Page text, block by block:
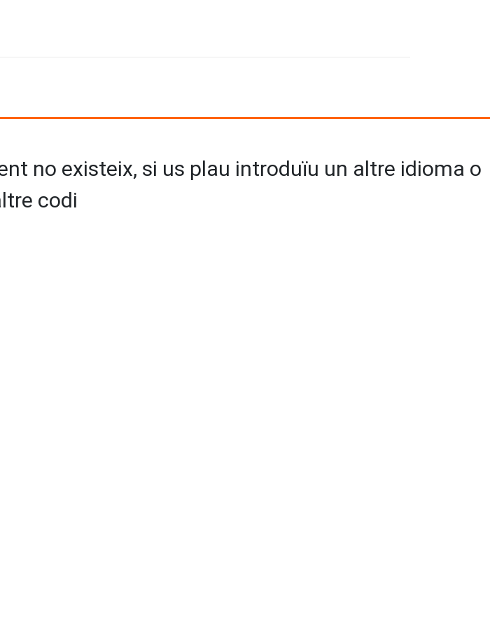
no existeix, si us plau introduïu un altre idioma o
codi